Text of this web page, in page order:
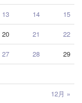
12月 »
13 14 15
20 21 22
27 28 29